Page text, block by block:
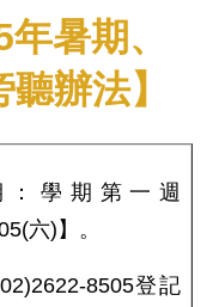
暑期、
辦法】
學期第一週
六)】。
8505登記